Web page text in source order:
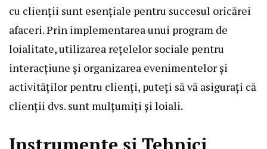
cu clienții sunt esențiale pentru succesul oricărei
afaceri. Prin implementarea unui program de
loialitate, utilizarea rețelelor sociale pentru
interacțiune și organizarea evenimentelor și
activităților pentru clienți, puteți să vă asigurați că
clienții dvs. sunt mulțumiți și loiali.